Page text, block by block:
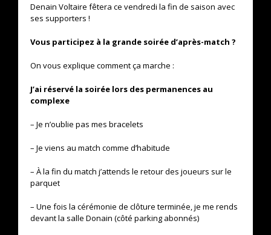
Denain Voltaire fêtera ce vendredi la fin de saison avec
ses supporters !
Vous participez à la grande soirée d’après-match ?
On vous explique comment ça marche :
J’ai réservé la soirée lors des permanences au
complexe
– Je n’oublie pas mes bracelets
– Je viens au match comme d’habitude
– À la fin du match j’attends le retour des joueurs sur le
parquet
– Une fois la cérémonie de clôture terminée, je me rends
devant la salle Donain (côté parking abonnés)